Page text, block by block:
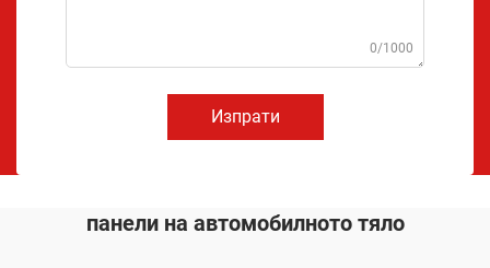
0/1000
Изпрати
панели на автомобилното тяло